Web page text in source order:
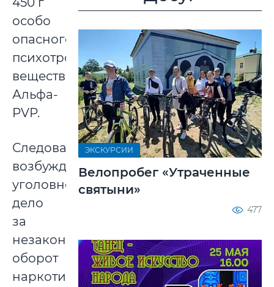
особо
опасного
психотропного
вещества
Альфа-
PVP.
Следователями
возбуждено
уголовное
дело
за
незаконный
оборот
наркотиков
ЭКСКУРСИИ
Велопробег «Утраченные
святыни»
477